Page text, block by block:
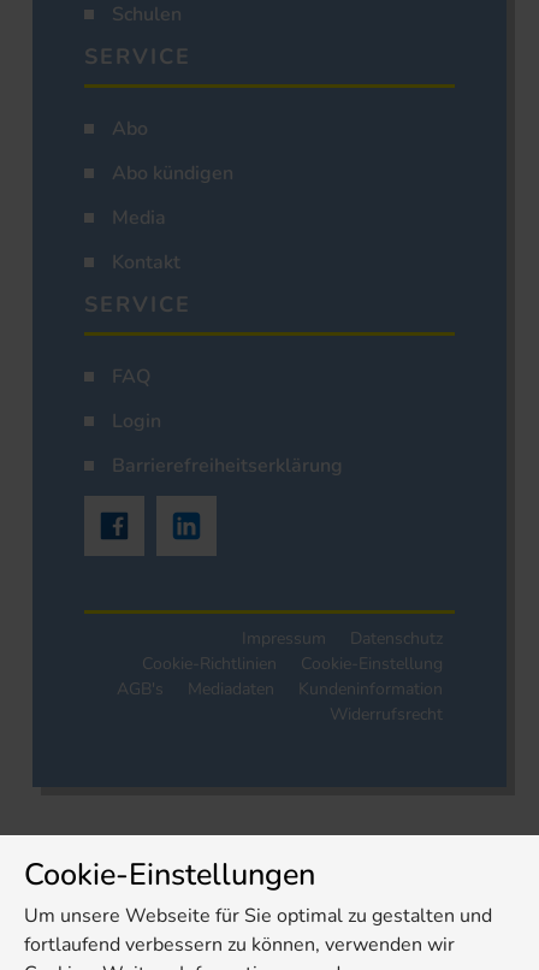
Schulen
SERVICE
Abo
Abo kündigen
Media
Kontakt
SERVICE
FAQ
Login
Barrierefreiheitserklärung
Impressum
Datenschutz
Cookie-Richtlinien
Cookie-Einstellung
AGB's
Mediadaten
Kundeninformation
Widerrufsrecht
Cookie-Einstellungen
Um unsere Webseite für Sie optimal zu gestalten und
fortlaufend verbessern zu können, verwenden wir